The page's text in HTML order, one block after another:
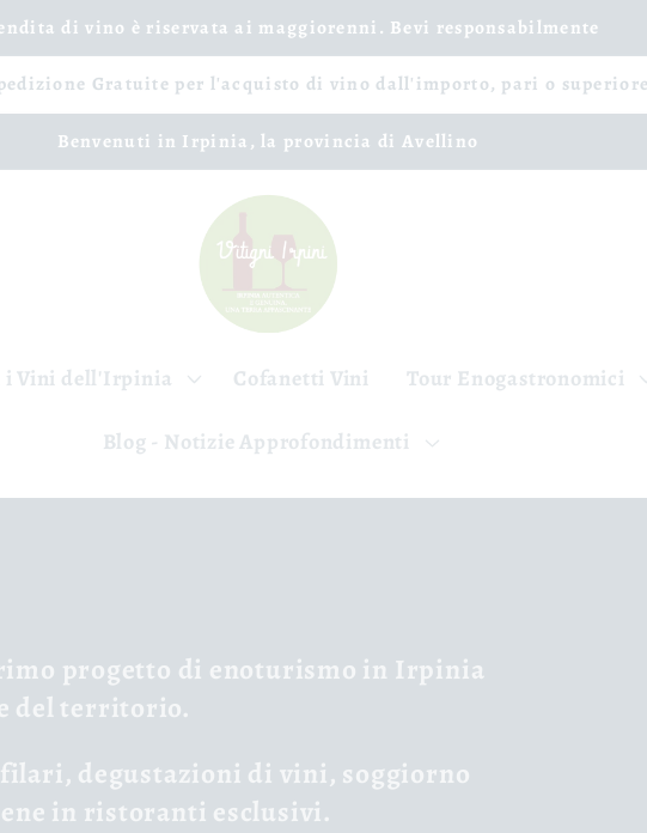
di vino è riservata ai maggiorenni. Bevi responsabilmente
Gratuite per l'acquisto di vino dall'importo, pari o
Benvenuti in Irpinia, la provincia di Avellino
Vini dell'Irpinia Cofanetti Vini Tour Enogastronomici
Blog - Notizie Approfondimenti
progetto di enoturismo in Irpinia
del territorio.
degustazioni di vini, soggiorno
in ristoranti esclusivi.